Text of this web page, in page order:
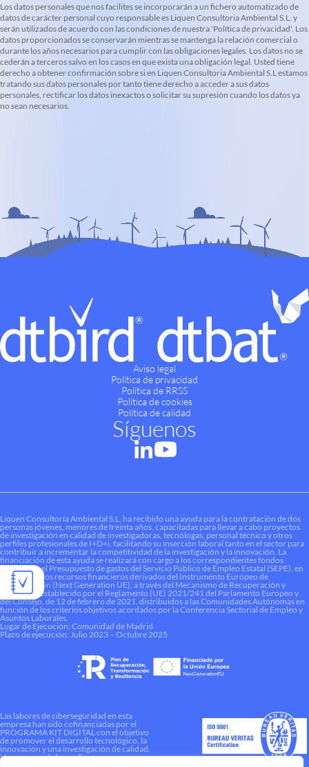
Los datos personales que nos facilites se incorporarán a un fichero automatizado de
datos de carácter personal cuyo responsable es Liquen Consultoria Ambiental S.L. y
serán utilizados de acuerdo con las condiciones de nuestra 'Política de privacidad'. Los
datos proporcionados se conservarán mientras se mantenga la relación comercial o
durante los años necesarios para cumplir con las obligaciones legales. Los datos no se
cederán a terceros salvo en los casos en que exista una obligación legal. Usted tiene
derecho a obtener confirmación sobre si en Liquen Consultoria Ambiental S.L estamos
tratando sus datos personales por tanto tiene derecho a acceder a sus datos
personales, rectificar los datos inexactos o solicitar su supresión cuando los datos ya
no sean necesarios.
Aviso legal
Política de privacidad
Política de RRSS
Política de cookies
Política de calidad
Síguenos
Liquen Consultoría Ambiental S.L. ha recibido una ayuda para la contratación de dos
personas jóvenes, menores de treinta años, capacitadas para llevar a cabo proyectos
de investigación en calidad de investigadoras, tecnólogas, personal técnico y otros
perfiles profesionales de I+D+i, facilitando su inserción laboral tanto en el sector para
contribuir a incrementar la competitividad de la investigación y la innovación. La
financiación de esta ayuda se realizará con cargo a los correspondientes fondos
dotados en el Presupuesto de gastos del Servicio Público de Empleo Estatal (SEPE), en
el marco de los recursos financieros derivados del Instrumento Europeo de
Recuperación (Next Generation UE), a través del Mecanismo de Recuperación y
Resiliencia establecido por el Reglamento (UE) 2021/241 del Parlamento Europeo y
del Consejo, de 12 de febrero de 2021, distribuidos a las Comunidades Autónomas en
función de los criterios objetivos acordados por la Conferencia Sectorial de Empleo y
Asuntos Laborales.
Lugar de Ejecución: Comunidad de Madrid
Plazo de ejecución: Julio 2023 – Octubre 2025
Las labores de ciberseguridad en esta
empresa han sido cofinanciadas por el
PROGRAMA KIT DIGITAL con el objetivo
de promover el desarrollo tecnológico, la
innovación y una investigación de calidad.
Una manera de hacer Europa